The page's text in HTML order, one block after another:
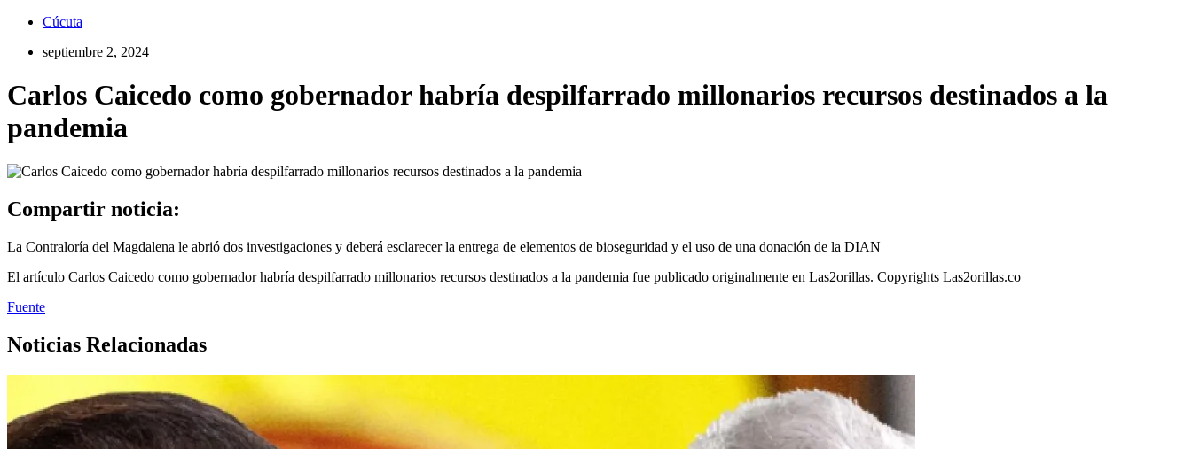
Cúcuta
septiembre 2, 2024
Carlos Caicedo como gobernador habría despilfarrado millonarios recursos destinados a la
pandemia
Compartir noticia:
La Contraloría del Magdalena le abrió dos investigaciones y deberá esclarecer la entrega de elementos de bioseguridad y el uso de una donación de la DIAN
El artículo Carlos Caicedo como gobernador habría despilfarrado millonarios recursos destinados a la pandemia fue publicado originalmente en Las2orillas. Copyrights Las2orillas.co
Fuente
Noticias Relacionadas